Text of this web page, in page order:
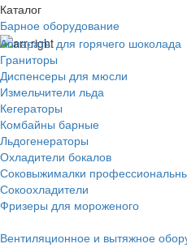
Каталог
Барное оборудование
Аппараты для горячего шоколада
Граниторы
Диспенсеры для мюсли
Измельчители льда
Кегераторы
Комбайны барные
Льдогенераторы
Охладители бокалов
Соковыжималки
Сокоохладители
Фризеры для мороженого
Вентиляционное и вытяжное